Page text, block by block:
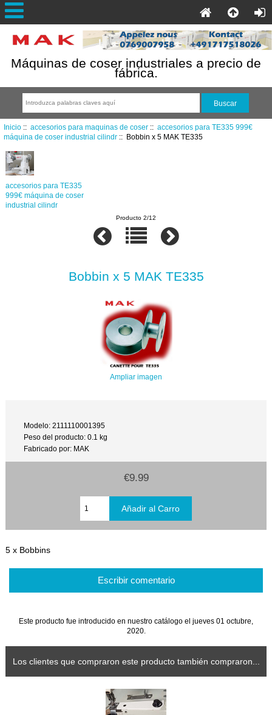
Máquinas de coser industriales a precio de
fábrica.
Inicio:: accesorios para maquinas de coser:: accesorios para TE335 999€
máquina de coser industrial cilindr:: Bobbin x 5 MAK TE335
accesorios para TE335
999€ máquina de coser
industrial cilindr
Producto 2/12
Bobbin x 5 MAK TE335
Ampliar imagen
Modelo: 2111110001395
Peso del producto: 0.1 kg
Fabricado por: MAK
€9.99
5 x Bobbins
Escribir comentario
Este producto fue introducido en nuestro catálogo el jueves 01 octubre,
2020.
Los clientes que compraron este producto también compraron...